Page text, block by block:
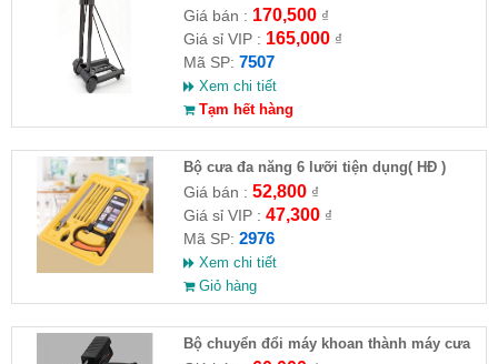
Giá bán : 170,500₫
Giá sỉ VIP : 165,000₫
Mã SP: 7507
Xem chi tiết
Tạm hết hàng
Bộ cưa đa năng 6 lưỡi tiện dụng( HĐ )
Giá bán : 52,800₫
Giá sỉ VIP : 47,300₫
Mã SP: 2976
Xem chi tiết
Giỏ hàng
Bộ chuyển đổi máy khoan thành máy cưa